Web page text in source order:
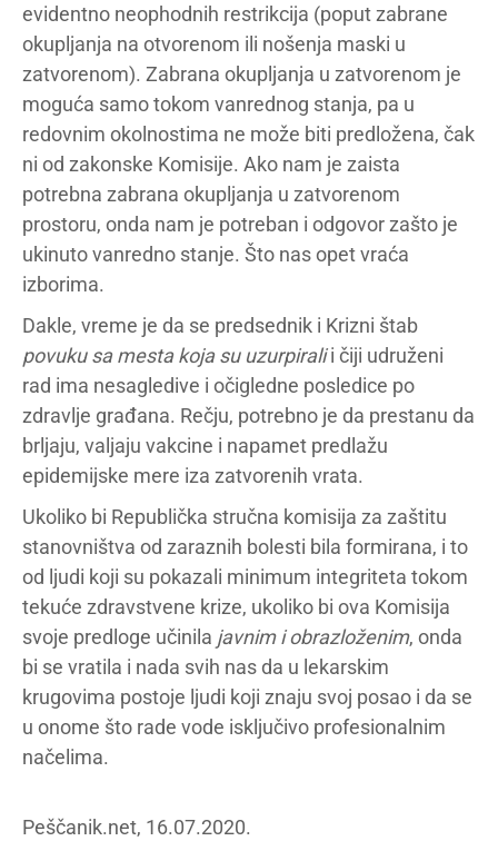
evidentno neophodnih restrikcija (poput zabrane
okupljanja na otvorenom ili nošenja maski u
zatvorenom). Zabrana okupljanja u zatvorenom je
moguća samo tokom vanrednog stanja, pa u
redovnim okolnostima ne može biti predložena, čak
ni od zakonske Komisije. Ako nam je zaista
potrebna zabrana okupljanja u zatvorenom
prostoru, onda nam je potreban i odgovor zašto je
ukinuto vanredno stanje. Što nas opet vraća
izborima.
Dakle, vreme je da se predsednik i Krizni štab
povuku sa mesta koja su uzurpiralii čiji udruženi
rad ima nesagledive i očigledne posledice po
zdravlje građana. Rečju, potrebno je da prestanu da
brljaju, valjaju vakcine i napamet predlažu
epidemijske mere iza zatvorenih vrata.
Ukoliko bi Republička stručna komisija za zaštitu
stanovništva od zaraznih bolesti bila formirana, i to
od ljudi koji su pokazali minimum integriteta tokom
tekuće zdravstvene krize, ukoliko bi ova Komisija
svoje predloge učinila javnim i obrazloženim, onda
bi se vratila i nada svih nas da u lekarskim
krugovima postoje ljudi koji znaju svoj posao i da se
u onome što rade vode isključivo profesionalnim
načelima.
Peščanik.net, 16.07.2020.